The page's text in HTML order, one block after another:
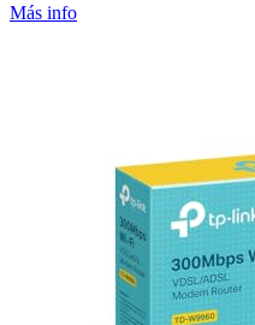
Más info